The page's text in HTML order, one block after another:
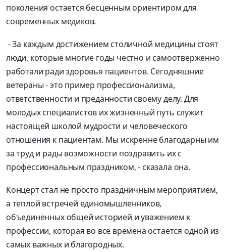
поколения остается бесценным ориентиром для
современных медиков.
-За каждым достижением столичной медицины стоят
люди, которые многие годы честно и самоотверженно
работали ради здоровья пациентов. Сегодняшние
ветераны-это пример профессионализма,
ответственности и преданности своему делу. Для
молодых специалистов их жизненный путь служит
настоящей школой мудрости и человеческого
отношения к пациентам. Мы искренне благодарны им
за труд и рады возможности поздравить их с
профессиональным праздником,- сказала она.
Концерт стал не просто праздничным мероприятием,
а теплой встречей единомышленников,
объединенных общей историей и уважением к
профессии, которая во все времена остается одной из
самых важных и благородных.